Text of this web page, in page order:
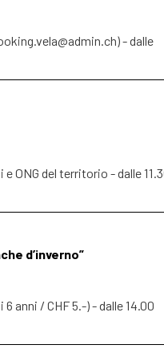
- dalle
ONG del territorio - dalle
d’inverno”
anni / CHF 5.-) - dalle 14.00